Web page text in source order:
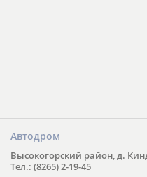
Автодром
Высокогорский район, д.
Тел.: (8265) 2-19-45